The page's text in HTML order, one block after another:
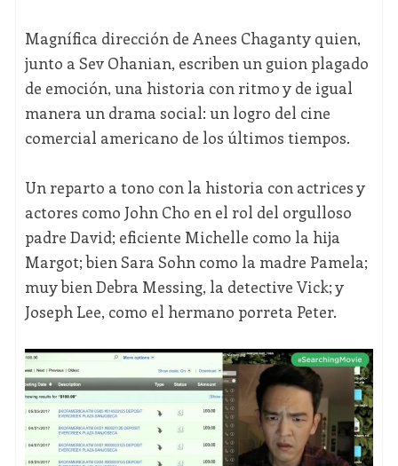
Magnífica dirección de Anees Chaganty quien,
junto a Sev Ohanian, escriben un guion plagado
de emoción, una historia con ritmo y de igual
manera un drama social: un logro del cine
comercial americano de los últimos tiempos.
Un reparto a tono con la historia con actrices y
actores como John Cho en el rol del orgulloso
padre David; eficiente Michelle como la hija
Margot; bien Sara Sohn como la madre Pamela;
muy bien Debra Messing, la detective Vick; y
Joseph Lee, como el hermano porreta Peter.